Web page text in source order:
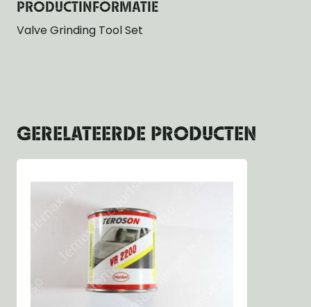
PRODUCTINFORMATIE
Valve Grinding Tool Set
GERELATEERDE PRODUCTEN